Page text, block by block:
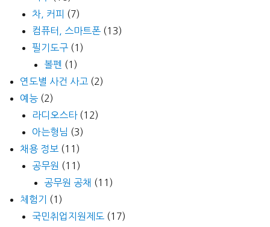
차, 커피 (7)
컴퓨터, 스마트폰 (13)
필기도구 (1)
볼펜 (1)
연도별 사건 사고 (2)
예능 (2)
라디오스타(12)
아는형님 (3)
채용 정보 (11)
공무원 (11)
공무원 공채 (11)
체험기
(1)
국민취업지원제도 (17)